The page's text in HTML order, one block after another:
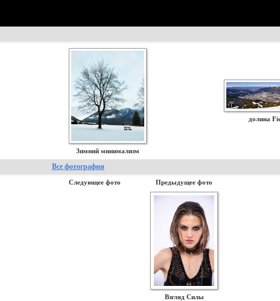
Зимний минимализм
долина
Все фотографии
Следующее фото Предыдущее фото
Взгляд Силы